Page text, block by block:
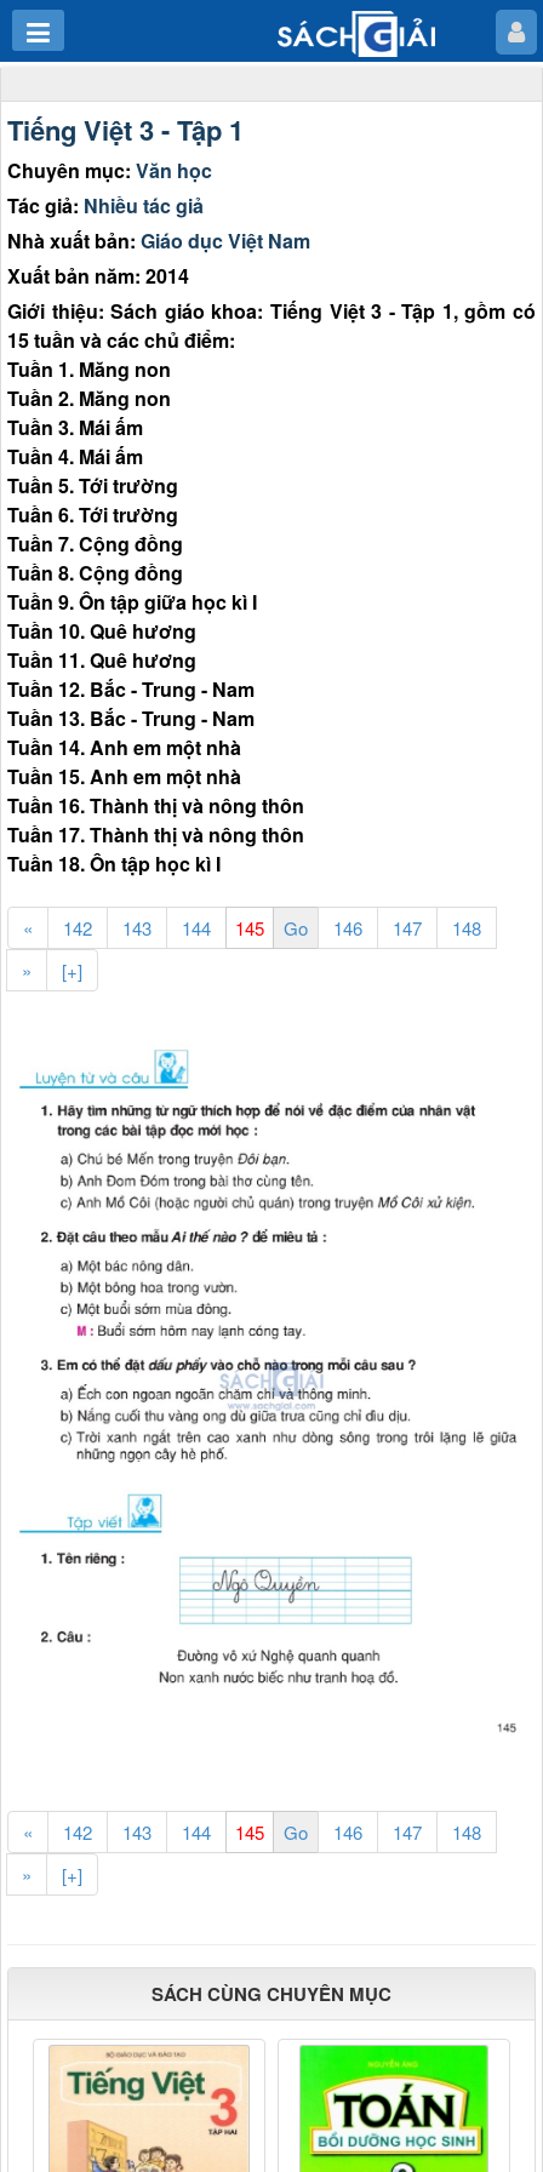
Tiếng Việt 3 - Tập 1
Chuyên mục: Văn học
Tác giả: Nhiều tác giả
Nhà xuất bản: Giáo dục Việt Nam
Xuất bản năm: 2014
Giới thiệu: Sách giáo khoa: Tiếng Việt 3 - Tập 1, gồm có
15 tuần và các chủ điểm:
Tuần 1. Măng non
Tuần 2. Măng non
Tuần 3. Mái ấm
Tuần 4. Mái ấm
Tuần 5. Tới trường
Tuần 6. Tới trường
Tuần 7. Cộng đồng
Tuần 8. Cộng đồng
Tuần 9. Ôn tập giữa học kì I
Tuần 10. Quê hương
Tuần 11. Quê hương
Tuần 12. Bắc - Trung - Nam
Tuần 13. Bắc - Trung - Nam
Tuần 14. Anh em một nhà
Tuần 15. Anh em một nhà
Tuần 16. Thành thị và nông thôn
Tuần 17. Thành thị và nông thôn
Tuần 18. Ôn tập học kì I
« 142 143 144 146 147
148
»
[+]
« 142 143 144 146 147
148
»
[+]
SÁCH CÙNG CHUYÊN MỤC